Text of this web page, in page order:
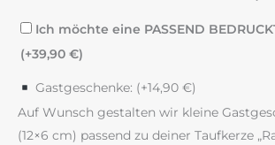
Ich möchte eine PASSEND
(+39,90 €)
Gastgeschenke: (+14,90 €)
Auf Wunsch gestalten wir kleine
(12×6 cm) passend zu deiner Taufkerze